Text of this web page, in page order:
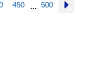
450 … 500